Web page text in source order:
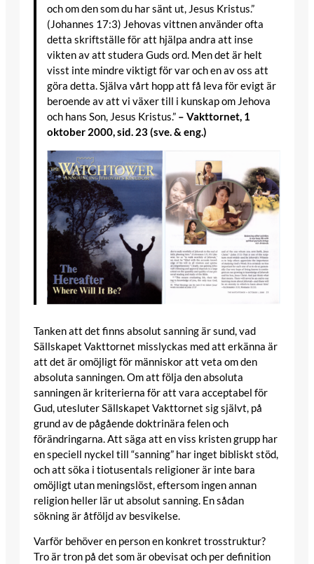
och om den som du har sänt ut, Jesus Kristus.”
(Johannes 17:3) Jehovas vittnen använder ofta
detta skriftställe för att hjälpa andra att inse
vikten av att studera Guds ord. Men det är helt
visst inte mindre viktigt för var och en av oss att
göra detta. Själva vårt hopp att få leva för evigt är
beroende av att vi växer till i kunskap om Jehova
och hans Son, Jesus Kristus.” – Vakttornet, 1
oktober 2000, sid. 23 (sve. & eng.)
Tanken att det finns absolut sanning är sund, vad
Sällskapet Vakttornet misslyckas med att erkänna är
att det är omöjligt för människor att veta om den
absoluta sanningen. Om att följa den absoluta
sanningen är kriterierna för att vara acceptabel för
Gud, utesluter Sällskapet Vakttornet sig självt, på
grund av de pågående doktrinära felen och
förändringarna. Att säga att en viss kristen grupp har
en speciell nyckel till “sanning” har inget bibliskt stöd,
och att söka i tiotusentals religioner är inte bara
omöjligt utan meningslöst, eftersom ingen annan
religion heller lär ut absolut sanning. En sådan
sökning är åtföljd av besvikelse.
Varför behöver en person en konkret trosstruktur?
Tro är tron ​​på det som är obevisat och per definition